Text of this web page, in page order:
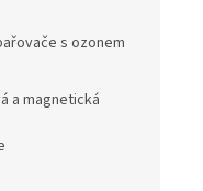
s ozonem
a magnetická